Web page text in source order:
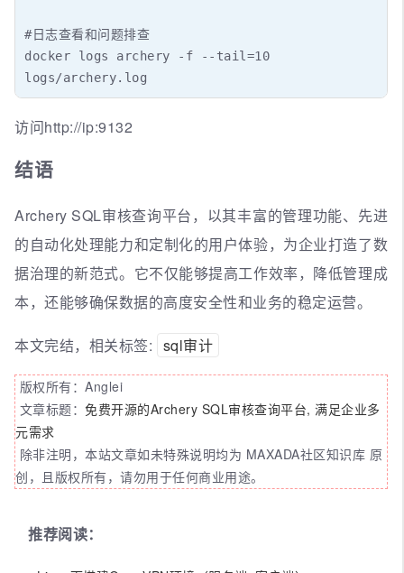
#日志查看和问题排查
docker logs archery -f --tail=10
logs/archery.log
访问http://ip:9132
结语
Archery SQL审核查询平台，以其丰富的管理功能、先进
的自动化处理能力和定制化的用户体验，为企业打造了数
据治理的新范式。它不仅能够提高工作效率，降低管理成
本，还能够确保数据的高度安全性和业务的稳定运营。
本文完结，相关标签: sql审计
版权所有：Anglei
文章标题： 免费开源的Archery SQL审核查询平台, 满足企业多
元需求
除非注明，本站文章如未特殊说明均为 MAXADA社区知识库 原
创，且版权所有，请勿用于任何商业用途。
推荐阅读：